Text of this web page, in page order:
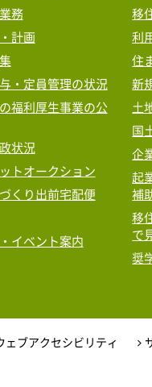
務
計画
・定員管理の状況
福利厚生事業の公
状況
トオークション
くり出前宅配便
イベント案内
移
利
住
新
土
国
企
起
補
移
で
奨
ェブアクセシビリティ